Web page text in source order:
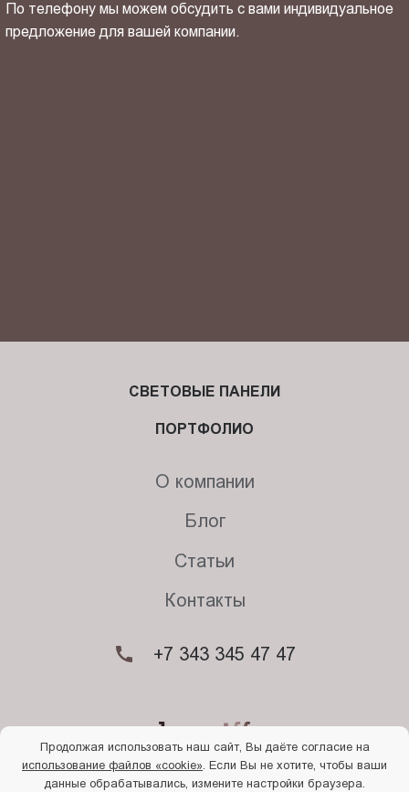
По телефону мы можем обсудить с вами индивидуальное
предложение для вашей компании.
© 2026. Begriff
СВЕТОВЫЕ ПАНЕЛИ
ПОРТФОЛИО
О компании
Блог
Статьи
Контакты
+7 343 345 47 47
Продолжая использовать наш сайт, Вы даёте согласие на
использование файлов «cookie» . Если Вы не хотите, чтобы ваши
данные обрабатывались, измените настройки браузера.